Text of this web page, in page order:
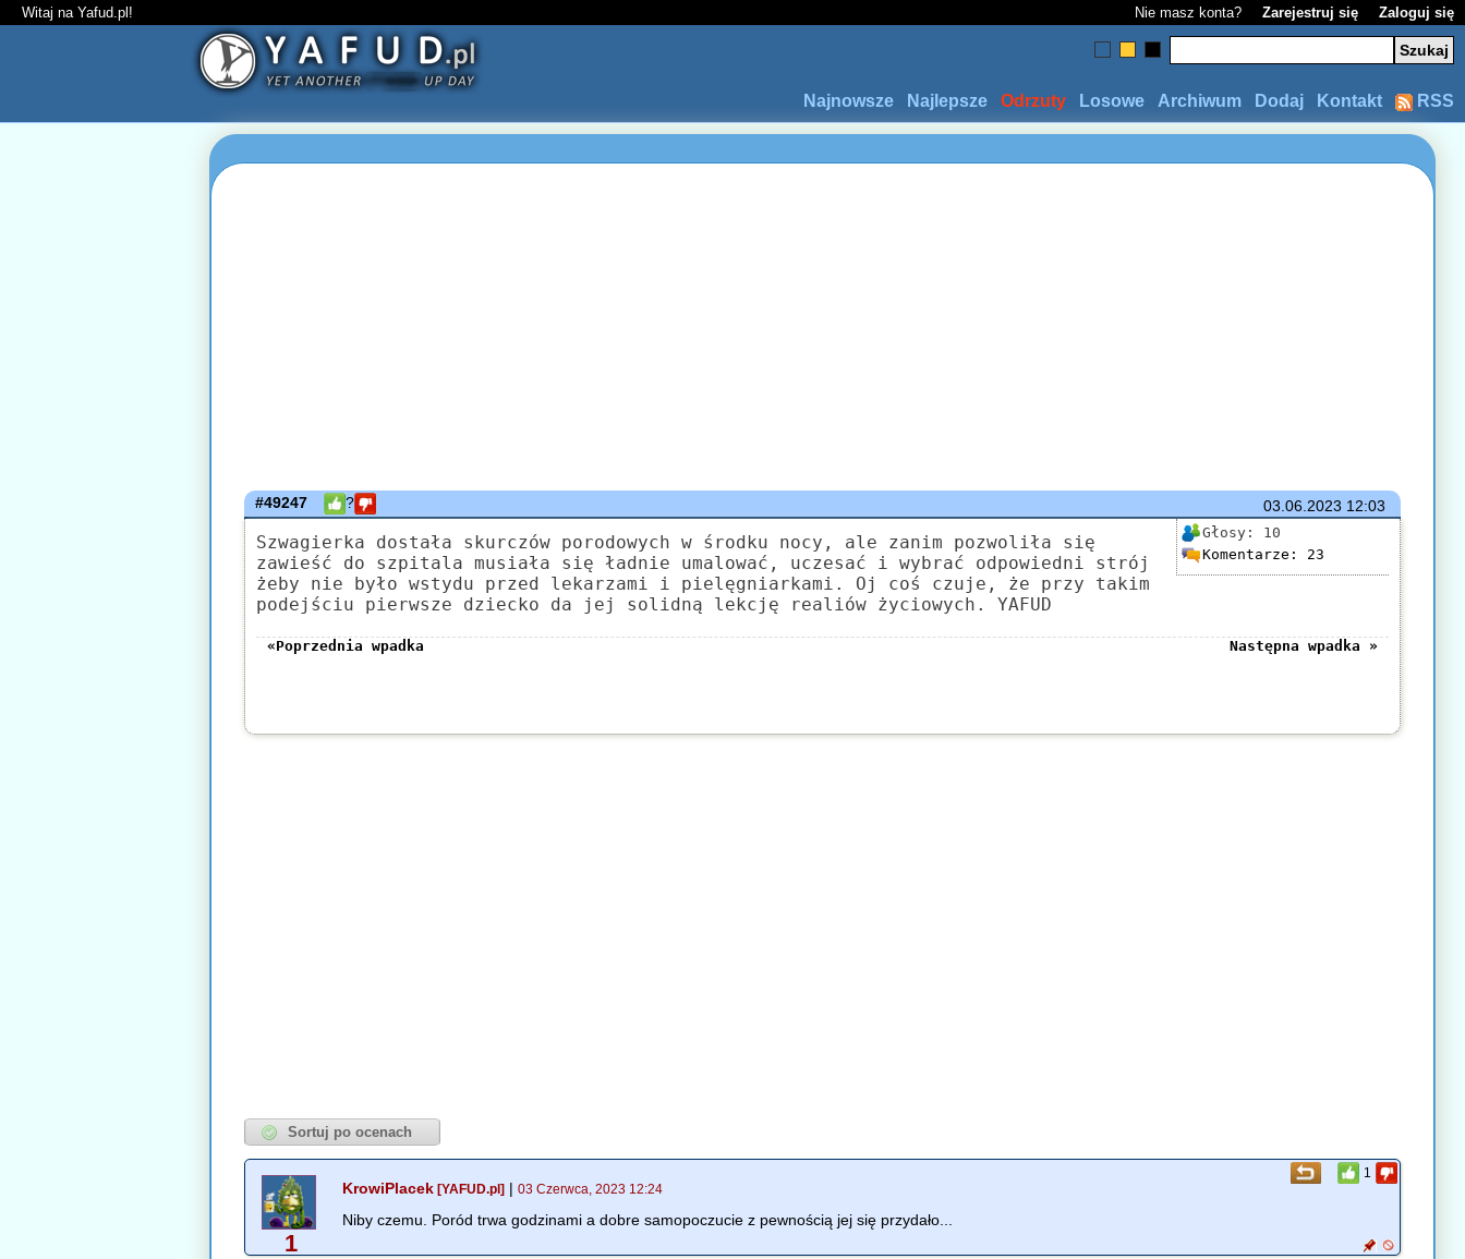
Witaj na Yafud.pl! Nie masz konta? Zarejestruj się Zaloguj się
RSS
Kontakt
Dodaj
Archiwum
Losowe
Odrzuty
Najlepsze
Najnowsze
03.06.2023 12:03
#49247 ?
Głosy: 10
Komentarze: 23
Szwagierka dostała skurczów porodowych w środku nocy, ale zanim pozwoliła się
zawieść do szpitala musiała się ładnie umalować, uczesać i wybrać odpowiedni strój
żeby nie było wstydu przed lekarzami i pielęgniarkami. Oj coś czuje, że przy takim
podejściu pierwsze dziecko da jej solidną lekcję realiów życiowych. YAFUD
«Poprzednia wpadka Następna wpadka »
1
1
KrowiPlacek [YAFUD.pl] |03 Czerwca, 2023 12:24
Niby czemu. Poród trwa godzinami a dobre samopoczucie z pewnością jej się przydało...